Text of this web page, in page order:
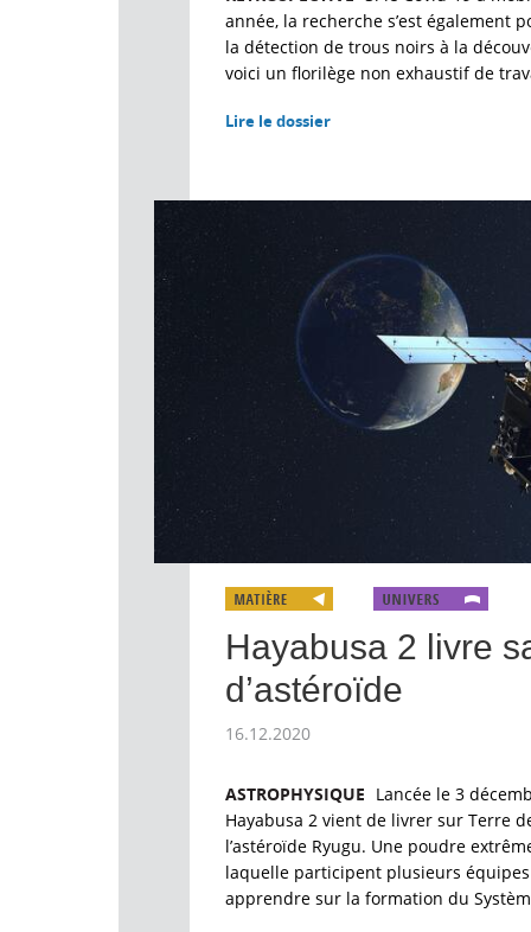
année, la recherche s’est également
la détection de trous noirs à la
voici un florilège non exhaustif de
Lire le dossier
Hayabusa 2 livre
d’astéroïde
16.12.2020
ASTROPHYSIQUE Lancée le 3
Hayabusa 2 vient de livrer sur Terre
l’astéroïde Ryugu. Une poudre
laquelle participent plusieurs
apprendre sur la formation du